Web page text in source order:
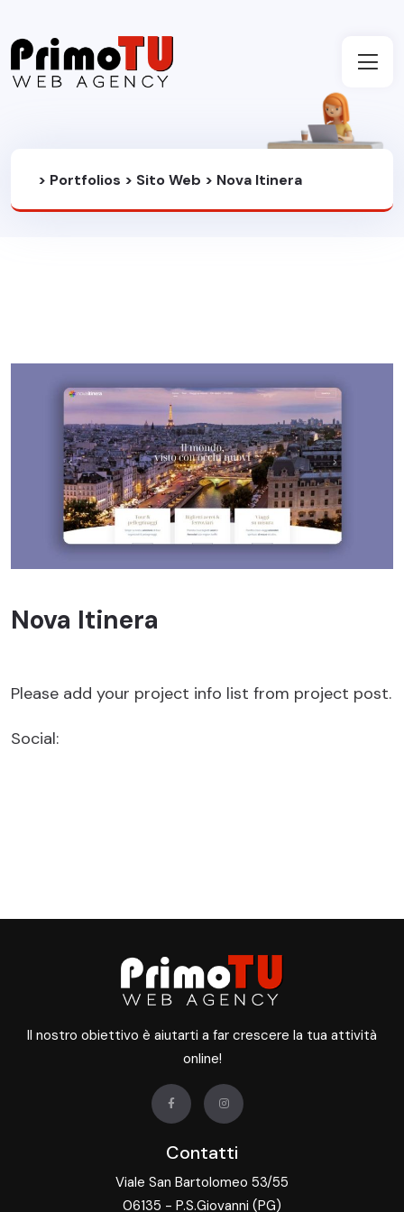
> Portfolios > Sito Web > Nova Itinera
Nova Itinera
Please add your project info list from project post.
Social:
Il nostro obiettivo è aiutarti a far crescere la tua attività
online!
Contatti
Viale San Bartolomeo 53/55
06135 - P.S.Giovanni (PG)